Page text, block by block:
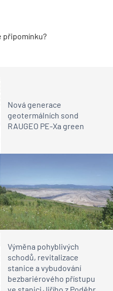
připomínku?
Nová generace
geotermálních sond
RAUGEO PE-Xa green
Výměna pohyblivých
schodů, revitalizace
stanice a vybudování
bezbariérového přístupu